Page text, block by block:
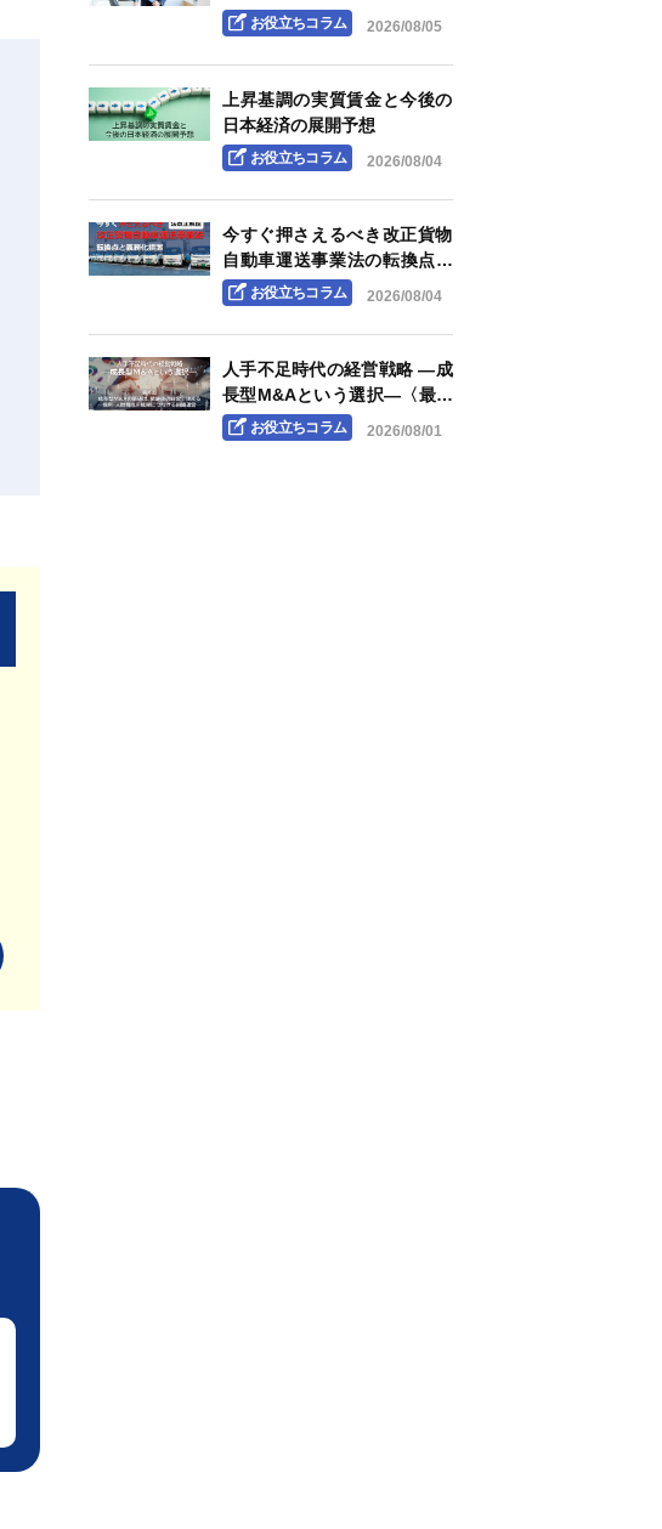
左右する ～身だしなみと言葉
遣いを見直す～
お役立ちコラム 2026/08/05
上昇基調の実質賃金と今後の
日本経済の展開予想
お役立ちコラム 2026/08/04
今すぐ押さえるべき改正貨物
自動車運送事業法の転換点と
義務化措置 ―「白トラック」
規制の強化と明確化される荷
主企業の責任―
お役立ちコラム 2026/08/04
人手不足時代の経営戦略 ―成
長型M&Aという選択―〈最終
回〉成長型M&Aの価値は、承
継後の経営で決まる ―採用・
お役立ちコラム 2026/08/01